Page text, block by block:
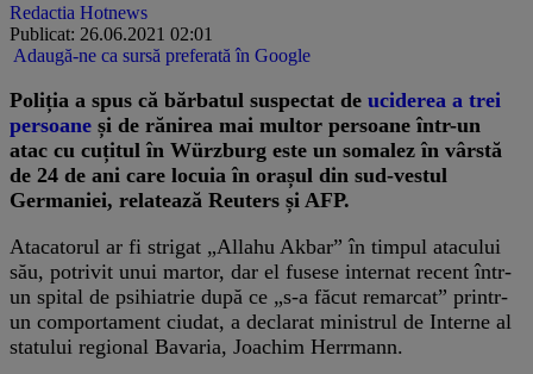
Redactia Hotnews
Publicat: 26.06.2021 02:01
Adaugă-ne ca sursă preferată în Google
Poliția a spus că bărbatul suspectat de uciderea a trei
persoane și de rănirea mai multor persoane într-un
atac cu cuțitul în Würzburg este un somalez în vârstă
de 24 de ani care locuia în orașul din sud-vestul
Germaniei, relatează Reuters și AFP.
Atacatorul ar fi strigat „Allahu Akbar” în timpul atacului
său, potrivit unui martor, dar el fusese internat recent într-
un spital de psihiatrie după ce „s-a făcut remarcat” printr-
un comportament ciudat, a declarat ministrul de Interne al
statului regional Bavaria, Joachim Herrmann.